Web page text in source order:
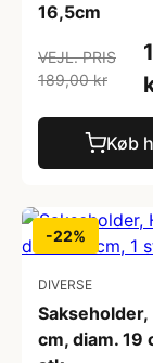
16,5cm
VEJL. PRIS
189,00 kr
Køb
-22%
DIVERSE
Sakseholder,
cm, diam. 19